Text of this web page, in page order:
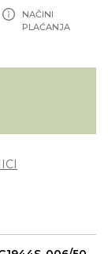
NAČINI
PLAĆANJA